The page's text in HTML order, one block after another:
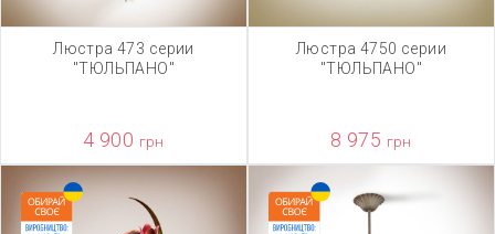
Люстра 473 серии
"ТЮЛЬПАНО"
4 900 грн
Люстра 4750 серии
"ТЮЛЬПАНО"
8 975 грн